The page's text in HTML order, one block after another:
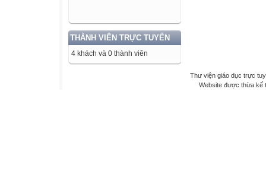
THÀNH VIÊN TRỰC TUYẾN
4 khách và 0 thành viên
Thư viện giáo dục trực
Website được thừa kế